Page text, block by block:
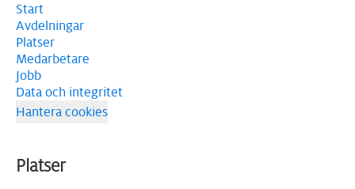
Start
Avdelningar
Platser
Medarbetare
Jobb
Data och integritet
Hantera cookies
Platser